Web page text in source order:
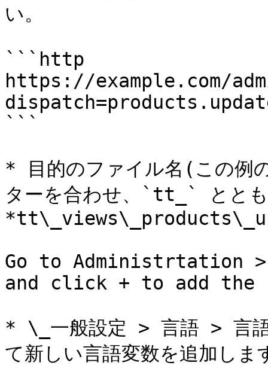
い。
```http
https://example.com/
```
* 目的のファイル名(この例
ターを合わせ、`tt_` ととも
Go to Administrtation >
and click + to add the
* \_一般設定 > 言語 > 言語
て新しい言語変数を追加しま